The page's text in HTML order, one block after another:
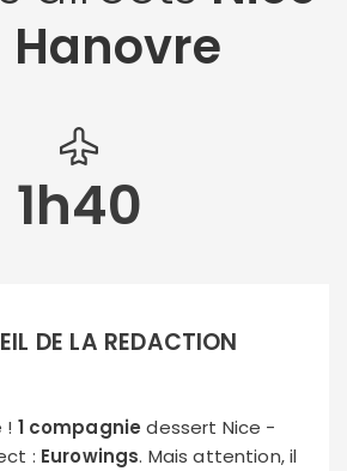
1h40
DE LA REDACTION
! 1 compagnie dessert Nice -
: Eurowings. Mais attention, il